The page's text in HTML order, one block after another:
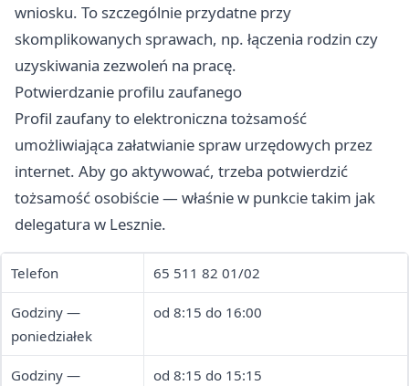
wniosku. To szczególnie przydatne przy
skomplikowanych sprawach, np. łączenia rodzin czy
uzyskiwania zezwoleń na pracę.
Potwierdzanie profilu zaufanego
Profil zaufany to elektroniczna tożsamość
umożliwiająca załatwianie spraw urzędowych przez
internet. Aby go aktywować, trzeba potwierdzić
tożsamość osobiście — właśnie w punkcie takim jak
delegatura w Lesznie.
Telefon 65 511 82 01/02
Godziny —
poniedziałek
od 8:15 do 16:00
Godziny —
od 8:15 do 15:15